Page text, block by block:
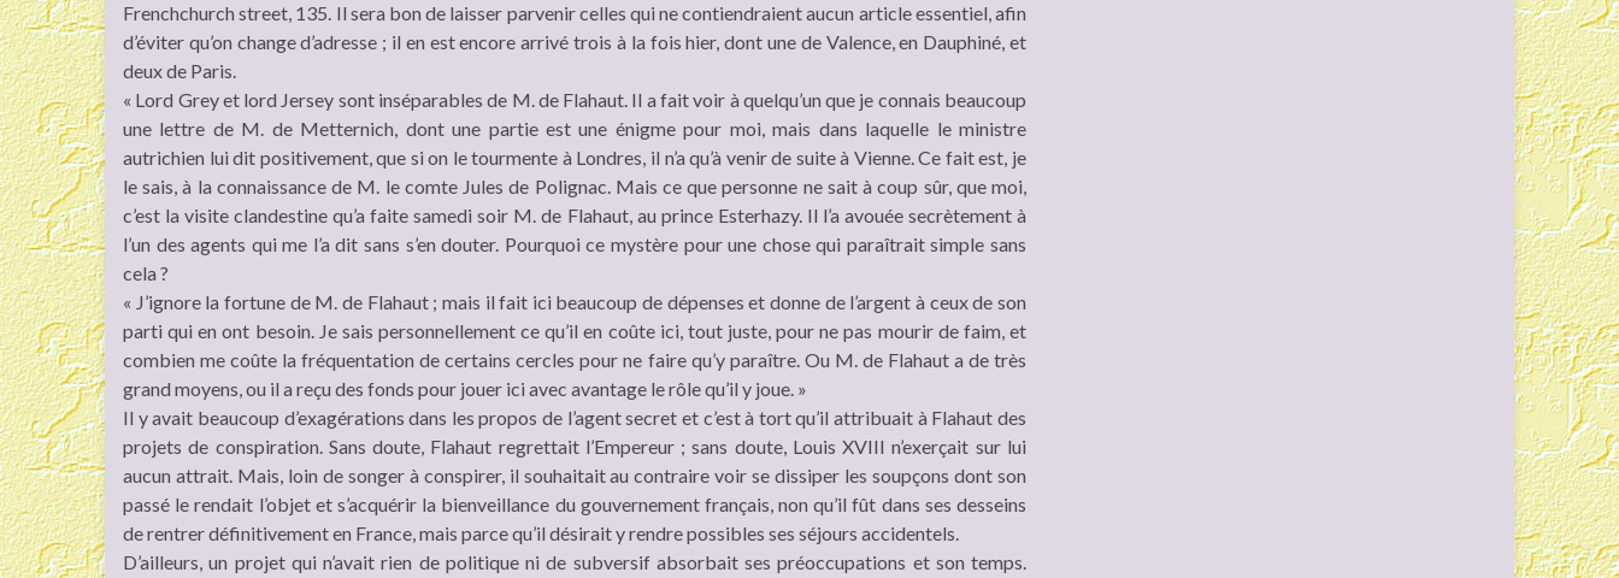
Frenchchurch street, 135. Il sera bon de laisser parvenir celles qui ne contiendraient aucun article essentiel, afin
d’éviter qu’on change d’adresse ; il en est encore arrivé trois à la fois hier, dont une de Valence, en Dauphiné, et
deux de Paris.
« Lord Grey et lord Jersey sont inséparables de M. de Flahaut. Il a fait voir à quelqu’un que je connais beaucoup
une lettre de M. de Metternich, dont une partie est une énigme pour moi, mais dans laquelle le ministre
autrichien lui dit positivement, que si on le tourmente à Londres, il n’a qu’à venir de suite à Vienne. Ce fait est, je
le sais, à la connaissance de M. le comte Jules de Polignac. Mais ce que personne ne sait à coup sûr, que moi,
c’est la visite clandestine qu’a faite samedi soir M. de Flahaut, au prince Esterhazy. Il l’a avouée secrètement à
l’un des agents qui me l’a dit sans s’en douter. Pourquoi ce mystère pour une chose qui paraîtrait simple sans
cela ?
« J’ignore la fortune de M. de Flahaut ; mais il fait ici beaucoup de dépenses et donne de l’argent à ceux de son
parti qui en ont besoin. Je sais personnellement ce qu’il en coûte ici, tout juste, pour ne pas mourir de faim, et
combien me coûte la fréquentation de certains cercles pour ne faire qu’y paraître. Ou M. de Flahaut a de très
grand moyens, ou il a reçu des fonds pour jouer ici avec avantage le rôle qu’il y joue. »
Il y avait beaucoup d’exagérations dans les propos de l’agent secret et c’est à tort qu’il attribuait à Flahaut des
projets de conspiration. Sans doute, Flahaut regrettait l’Empereur ; sans doute, Louis XVIII n’exerçait sur lui
aucun attrait. Mais, loin de songer à conspirer, il souhaitait au contraire voir se dissiper les soupçons dont son
passé le rendait l’objet et s’acquérir la bienveillance du gouvernement français, non qu’il fût dans ses desseins
de rentrer définitivement en France, mais parce qu’il désirait y rendre possibles ses séjours accidentels.
D’ailleurs, un projet qui n’avait rien de politique ni de subversif absorbait ses préoccupations et son temps.